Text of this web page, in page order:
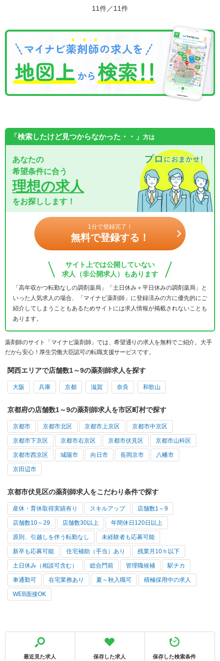
11件／11件
「検索したけど見つからなかった・・」 方は
あなたの
希望条件に合う
理想の求人
をお探しします！
1分で登録完了！
無料で登録する！
サイト上では公開していない
求人（非公開求人）もあります
「高年収かつ転勤なしの調剤薬局」「土日休み＋平日休みの調剤薬局」と
いった人気求人の場合、「マイナビ薬剤師」に登録済みの方に優先的にご
紹介してしまうこともあるためサイトには求人情報が掲載されないことも
あります。
薬剤師のサイト「マイナビ薬剤師」では、希望通りの求人を無料でご紹介。大手
だから安心！厚生労働大臣認可の転職支援サービスです。
関西エリアで店舗数1～9の薬剤師求人を探す
大阪 兵庫 京都 滋賀 奈良 和歌山
京都府の店舗数1～9の薬剤師求人を市区町村で探す
京都市 京都市北区 京都市上京区 京都市中京区
京都市下京区 京都市右京区 京都市伏見区 京都市山科区
京都市西京区 城陽市 向日市 長岡京市 八幡市
京田辺市
京都市伏見区の薬剤師求人をこだわり条件で探す
産休・育休取得実績有り スキルアップ 店舗数1～9
店舗数10～29 店舗数30以上 年間休日120日以上
原則、引越しを伴う転勤なし 未経験者も応募可能
新卒も応募可能 住宅補助（手当）あり 残業月10ｈ以下
土日休み（相談可含む） 総合門前 管理職候補 駅チカ
車通勤可 在宅業務あり 夏～秋入職可 積極採用中の求人
WEB面接OK
最近見た求人 保存した求人 保存した検索条件